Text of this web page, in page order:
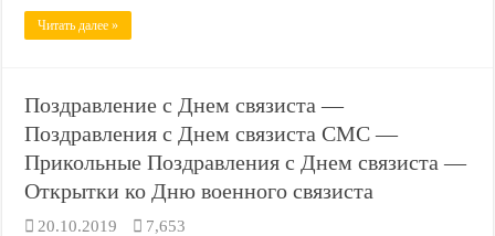
Читать далее »
Поздравление с Днем связиста —
Поздравления с Днем связиста СМС —
Прикольные Поздравления с Днем связиста —
Открытки ко Дню военного связиста
20.10.2019 7,653